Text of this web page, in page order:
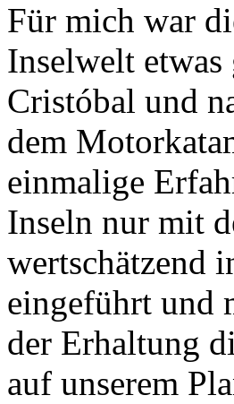
Für mich war
Inselwelt etwas
Cristóbal und
dem
einmalige
Inseln nur mit
wertschätzend
eingeführt und
der Erhaltung
auf unserem